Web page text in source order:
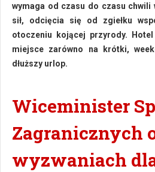
wymaga od czasu do czasu chwili
sił, odcięcia się od zgiełku
otoczeniu kojącej przyrody.
miejsce zarówno na krótki,
dłuższy urlop.
Wiceminister
Zagranicznych
wyzwaniach